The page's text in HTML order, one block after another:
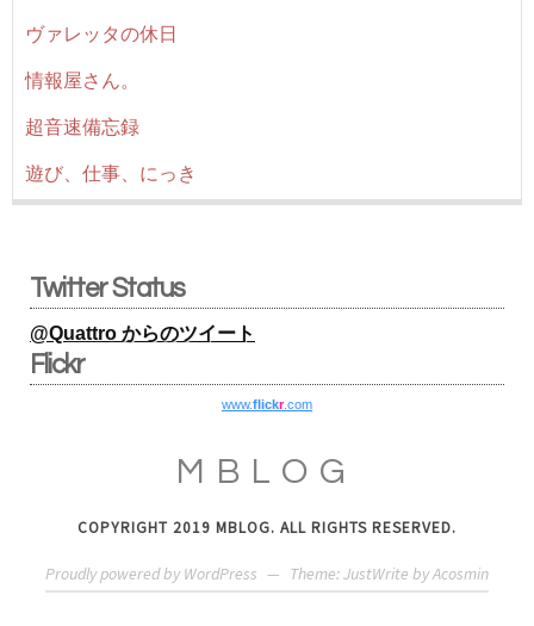
ヴァレッタの休日
情報屋さん。
超音速備忘録
遊び、仕事、にっき
Twitter Status
@Quattro からのツイート
Flickr
www.flickr.com
MBLOG
COPYRIGHT 2019 MBLOG. ALL RIGHTS RESERVED.
Proudly powered by WordPress — Theme: JustWrite byAcosmin